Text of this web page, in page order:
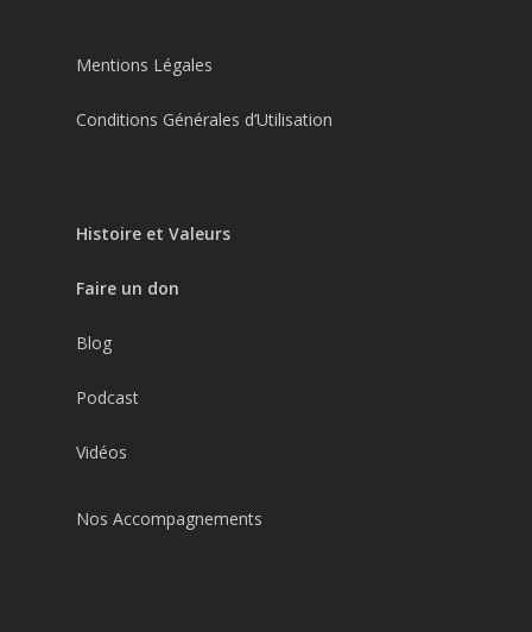
Mentions Légales
Conditions Générales d’Utilisation
Histoire et Valeurs
Faire un don
Blog
Podcast
Vidéos
Nos Accompagnements